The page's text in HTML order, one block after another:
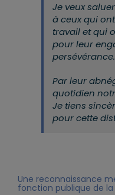
Je veux
à ceux qui
travail et qui
pour leur
persévérance.
Par leur
quotidien
Je tiens
pour cette
Une reconnaissance
fonction publique de la